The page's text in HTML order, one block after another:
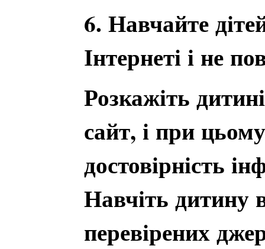
6. Навчайте
Інтернеті і не
Розкажіть
сайт, і при
достовірність
Навчіть дитину
перевірених